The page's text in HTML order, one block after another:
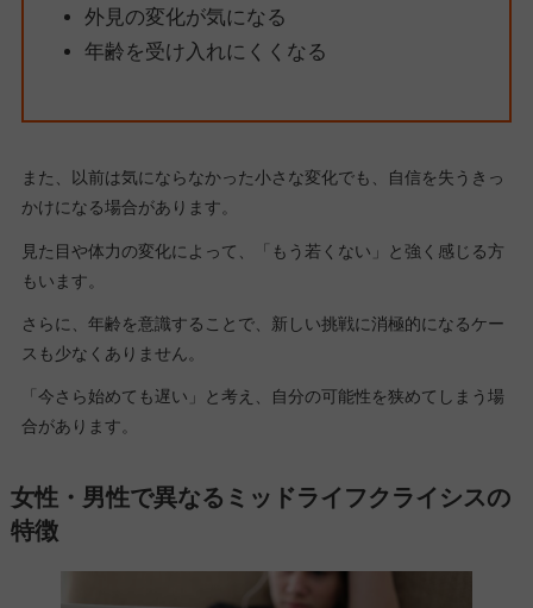
外見の変化が気になる
年齢を受け入れにくくなる
また、以前は気にならなかった小さな変化でも、自信を失うきっ
かけになる場合があります。
見た目や体力の変化によって、「もう若くない」と強く感じる方
もいます。
さらに、年齢を意識することで、新しい挑戦に消極的になるケー
スも少なくありません。
「今さら始めても遅い」と考え、自分の可能性を狭めてしまう場
合があります。
女性・男性で異なるミッドライフクライシスの
特徴